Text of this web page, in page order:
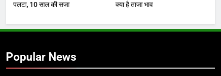
पलटा, 10 साल की सजा
क्या है ताजा भाव
Popular News